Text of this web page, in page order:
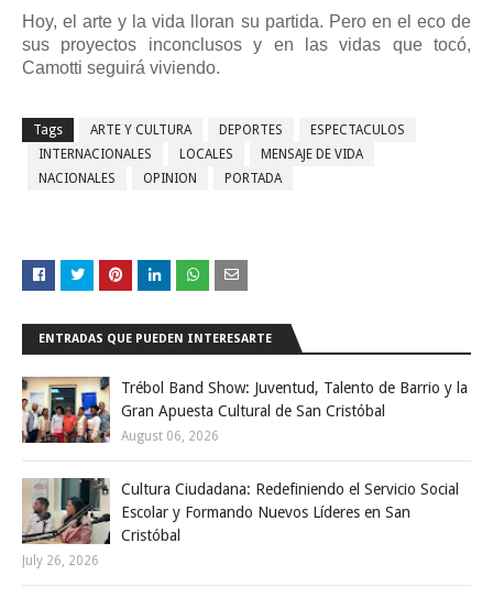
Hoy, el arte y la vida lloran su partida. Pero en el eco de
sus proyectos inconclusos y en las vidas que tocó,
Camotti seguirá viviendo.
Tags ARTE Y CULTURA DEPORTES
ESPECTACULOS
INTERNACIONALES
LOCALES
MENSAJE DE VIDA
NACIONALES
OPINION PORTADA
ENTRADAS QUE PUEDEN INTERESARTE
Trébol Band Show: Juventud, Talento de Barrio y la
Gran Apuesta Cultural de San Cristóbal
August 06, 2026
Cultura Ciudadana: Redefiniendo el Servicio Social
Escolar y Formando Nuevos Líderes en San
Cristóbal
July 26, 2026